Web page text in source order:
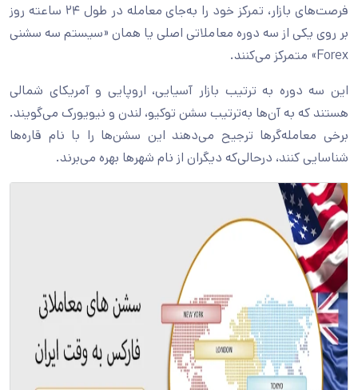
فرصت‌های بازار، تمرکز خود را به‌جای معامله در طول ۲۴ ساعته روز
بر روی یکی از سه دوره معاملاتی اصلی یا همان «سیستم سه سشنی
Forex» متمرکز می‌کنند.
این سه دوره به ترتیب بازار آسیایی، اروپایی و آمریکای شمالی
هستند که به آن‌ها به‌ترتیب سشن توکیو، لندن و نیویورک می‌گویند.
برخی معامله‌گرها ترجیح می‌دهند این سشن‌ها را با نام قاره‌ها
شناسایی کنند، درحالی‌که دیگران از نام شهرها بهره می‌برند.